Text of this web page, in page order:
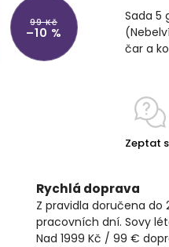
99 Kč
–10 %
Sada 5
čar a
Zeptat
Rychlá doprava
Z pravidla doručena do
pracovních dní. Sovy
Nad 1999 Kč / 99 €